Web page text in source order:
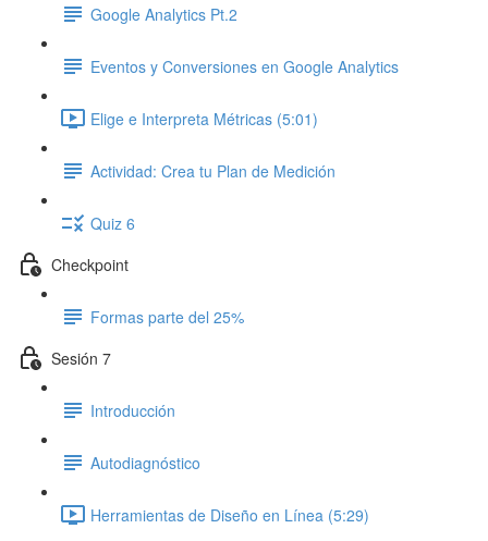
Google Analytics Pt.2
Eventos y Conversiones en Google Analytics
Elige e Interpreta Métricas (5:01)
Actividad: Crea tu Plan de Medición
Quiz 6
Checkpoint
Formas parte del 25%
Sesión 7
Introducción
Autodiagnóstico
Herramientas de Diseño en Línea (5:29)